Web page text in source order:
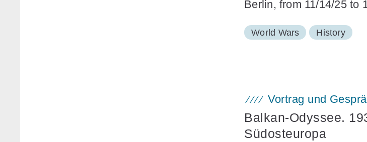
Berlin, from 11/14/25 to
World Wars History
Vortrag und
Balkan-Odyssee.
Südosteuropa